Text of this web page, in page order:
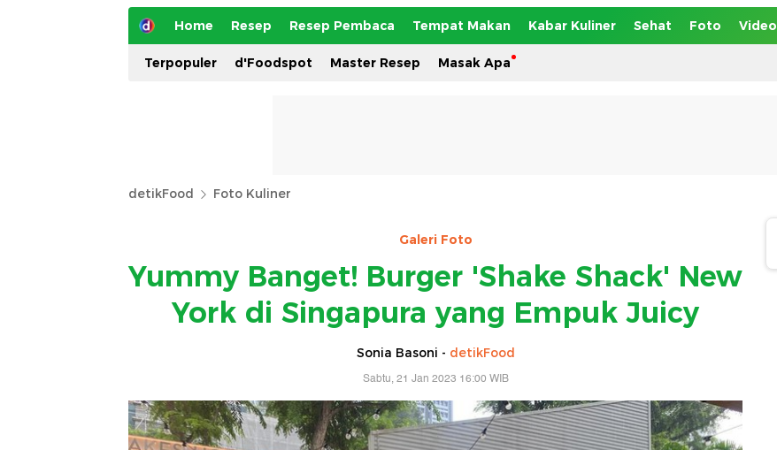
Home Resep Resep Pembaca Tempat Makan Kabar Kuliner Sehat Foto Video
Terpopuler d'Foodspot Master Resep Masak Apa
detikFood Foto Kuliner
Galeri Foto
Yummy Banget! Burger 'Shake Shack' New
York di Singapura yang Empuk Juicy
Sonia Basoni - detikFood
Sabtu, 21 Jan 2023 16:00 WIB